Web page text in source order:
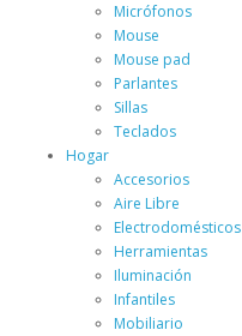
Micrófonos
Mouse
Mouse pad
Parlantes
Sillas
Teclados
Hogar
Accesorios
Aire Libre
Electrodomésticos
Herramientas
Iluminación
Infantiles
Mobiliario